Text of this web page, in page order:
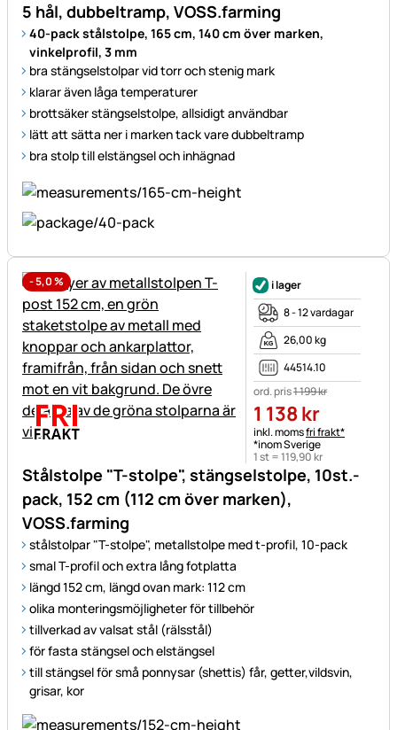
5 hål, dubbeltramp, VOSS.farming
40-pack stålstolpe, 165 cm, 140 cm över marken,
vinkelprofil, 3 mm
bra stängselstolpar vid torr och stenig mark
klarar även låga temperaturer
brottsäker stängselstolpe, allsidigt användbar
lätt att sätta ner i marken tack vare dubbeltramp
bra stolp till elstängsel och inhägnad
-5,0%
Stålstolpe "T-stolpe", stängselstolpe, 10st.-
pack, 152 cm (112 cm över marken),
VOSS.farming
stålstolpar "T-stolpe", metallstolpe med t-profil, 10-pack
smal T-profil och extra lång fotplatta
längd 152 cm, längd ovan mark: 112 cm
olika monteringsmöjligheter för tillbehör
tillverkad av valsat stål (rälsstål)
för fasta stängsel och elstängsel
till stängsel för små ponnysar (shettis) får, getter,vildsvin,
grisar, kor
i lager
8 - 12 vardagar
26,00 kg
44514.10
ord. pris1 199kr
1 138kr
Skatteinformation:
inkl. momsfri frakt*
*inom Sverige
1 st =119,90kr